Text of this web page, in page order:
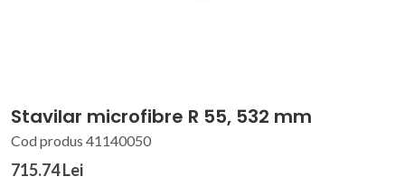
Stavilar microfibre R 55, 532 mm
Cod produs 41140050
715.74 Lei